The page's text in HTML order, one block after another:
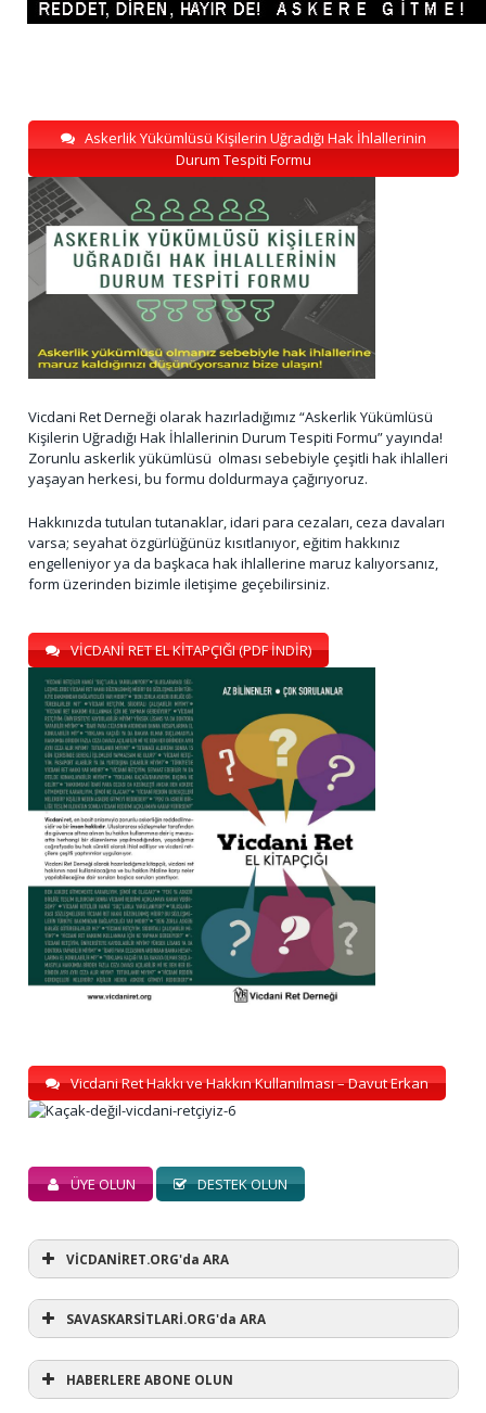
Askerlik Yükümlüsü Kişilerin Uğradığı Hak İhlallerinin
Durum Tespiti Formu
Vicdani Ret Derneği olarak hazırladığımız “Askerlik Yükümlüsü
Kişilerin Uğradığı Hak İhlallerinin Durum Tespiti Formu” yayında!
Zorunlu askerlik yükümlüsü olması sebebiyle çeşitli hak ihlalleri
yaşayan herkesi, bu formu doldurmaya çağırıyoruz.
Hakkınızda tutulan tutanaklar, idari para cezaları, ceza davaları
varsa; seyahat özgürlüğünüz kısıtlanıyor, eğitim hakkınız
engelleniyor ya da başkaca hak ihlallerine maruz kalıyorsanız,
form üzerinden bizimle iletişime geçebilirsiniz.
VİCDANİ RET EL KİTAPÇIĞI (PDF İNDİR)
Vicdani Ret Hakkı ve Hakkın Kullanılması – Davut Erkan
ÜYE OLUN DESTEK OLUN
VİCDANİRET.ORG'da ARA
SAVASKARSİTLARİ.ORG'da ARA
HABERLERE ABONE OLUN